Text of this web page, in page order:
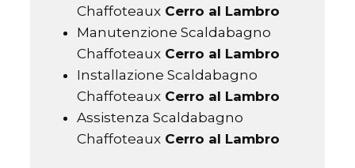
ChaffoteauxCerro al Lambro
Manutenzione Scaldabagno
ChaffoteauxCerro al Lambro
Installazione Scaldabagno
ChaffoteauxCerro al Lambro
Assistenza Scaldabagno
ChaffoteauxCerro al Lambro